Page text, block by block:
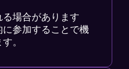
る場合があります
参加することで機
。